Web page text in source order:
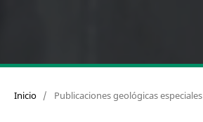
Inicio / Publicaciones geológicas especiales